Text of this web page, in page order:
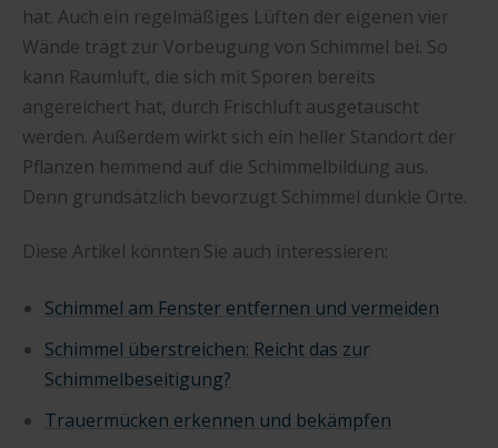
hat. Auch ein regelmäßiges Lüften der eigenen vier
Wände trägt zur Vorbeugung von Schimmel bei. So
kann Raumluft, die sich mit Sporen bereits
angereichert hat, durch Frischluft ausgetauscht
werden. Außerdem wirkt sich ein heller Standort der
Pflanzen hemmend auf die Schimmelbildung aus.
Denn grundsätzlich bevorzugt Schimmel dunkle Orte.
Diese Artikel könnten Sie auch interessieren:
Schimmel am Fenster entfernen und vermeiden
Schimmel überstreichen: Reicht das zur
Schimmelbeseitigung?
Trauermücken erkennen und bekämpfen